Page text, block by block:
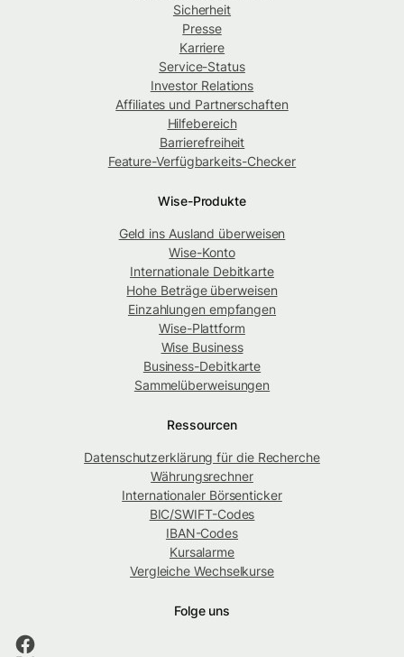
Sicherheit
Presse
Karriere
Service-Status
Investor Relations
Affiliates und Partnerschaften
Hilfebereich
Barrierefreiheit
Feature-Verfügbarkeits-Checker
Wise-Produkte
Geld ins Ausland überweisen
Wise-Konto
Internationale Debitkarte
Hohe Beträge überweisen
Einzahlungen empfangen
Wise-Plattform
Wise Business
Business-Debitkarte
Sammelüberweisungen
Ressourcen
Datenschutzerklärung für die Recherche
Währungsrechner
Internationaler Börsenticker
BIC/SWIFT-Codes
IBAN-Codes
Kursalarme
Vergleiche Wechselkurse
Folge uns